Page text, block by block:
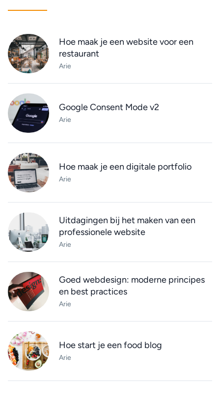
Hoe maak je een website voor een
restaurant
Arie
Google Consent Mode v2
Arie
Hoe maak je een digitale portfolio
Arie
Uitdagingen bij het maken van een
professionele website
Arie
Goed webdesign: moderne principes
en best practices
Arie
Hoe start je een food blog
Arie